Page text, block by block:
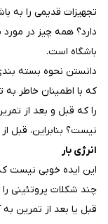
تجهیزات قدیمی را به
دارد؟ همه چیز در
باشگاه است.
دانستن نحوه بسته
که با اطمینان خاطر به
را که قبل و بعد از
نیست؟ بنابراین، قبل
انرژی بار
این ایده خوبی نیست
چند شکلات پروتئینی
قبل یا بعد از تمرین به